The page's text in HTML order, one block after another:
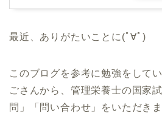
最近、ありがたいことに(ﾟ∀ﾟ)
このブログを参考に勉強をして
ごさんから、管理栄養士の国家
問」「問い合わせ」をいただきま